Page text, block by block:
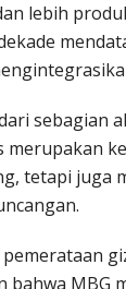
lebih
sebagian
merupakan
tetapi juga
bahwa MBG